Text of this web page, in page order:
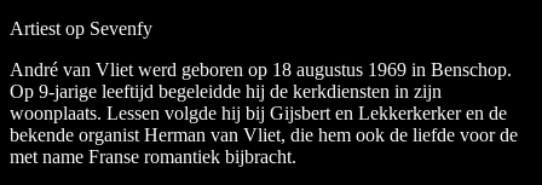
Artiest op Sevenfy
André van Vliet werd geboren op 18 augustus 1969 in Benschop.
Op 9-jarige leeftijd begeleidde hij de kerkdiensten in zijn
woonplaats. Lessen volgde hij bij Gijsbert en Lekkerkerker en de
bekende organist Herman van Vliet, die hem ook de liefde voor de
met name Franse romantiek bijbracht.